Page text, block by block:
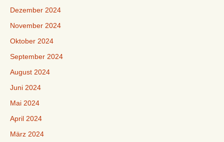
Dezember 2024
November 2024
Oktober 2024
September 2024
August 2024
Juni 2024
Mai 2024
April 2024
März 2024